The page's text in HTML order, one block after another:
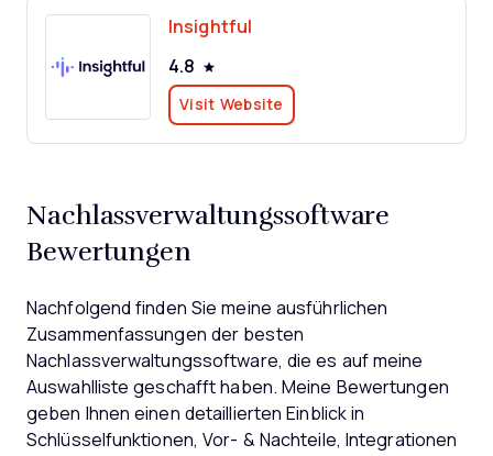
Insightful
4.8
Visit Website
Nachlassverwaltungssoftware
Bewertungen
Nachfolgend finden Sie meine ausführlichen
Zusammenfassungen der besten
Nachlassverwaltungssoftware, die es auf meine
Auswahlliste geschafft haben. Meine Bewertungen
geben Ihnen einen detaillierten Einblick in
Schlüsselfunktionen, Vor- & Nachteile, Integrationen